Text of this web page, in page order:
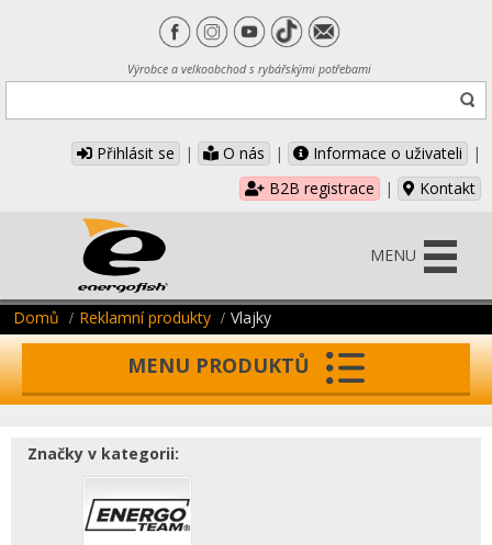
Výrobce a velkoobchod s rybářskými potřebami
Přihlásit se | O nás | Informace o uživateli
|
B2B registrace
| Kontakt
MENU
Domů Reklamní produkty Vlajky
MENU PRODUKTŮ
Značky v kategorii: